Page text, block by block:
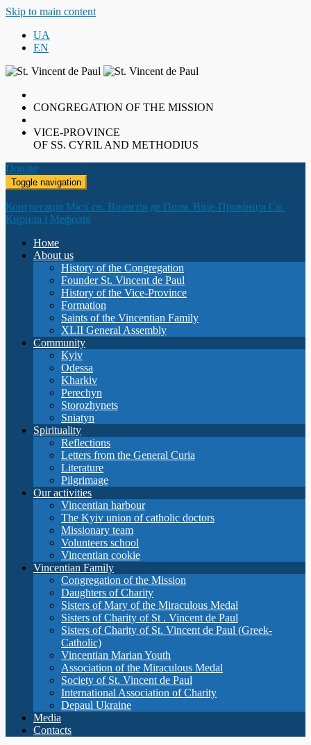
Skip to main content
UA
EN
CONGREGATION OF THE MISSION
VICE-PROVINCE
OF SS. CYRIL AND METHODIUS
Donate
Toggle navigation
Конгрегація Місії св. Вікентія де Поля. Віце-Провінція Св.
Кирила і Мефодія
Номе
About us
History of the Congregation
Founder St. Vincent de Paul
History of the Vice-Province
Formation
Saints of the Vincentian Family
XLII General Assembly
Community
Кyiv
Odessa
Kharkiv
Perechyn
Storozhynets
Sniatyn
Spirituality
Reflections
Letters from the General Curia
Literature
Pilgrimage
Our activities
Vincentian harbour
The Kyiv union of catholic doctors
Missionary team
Volunteers school
Vincentian cookie
Vincentian Family
Congregation of the Mission
Daughters of Charity
Sisters of Mary of the Miraculous Medal
Sisters of Charity of St . Vincent de Paul
Sisters of Charity of St. Vincent de Paul (Greek-
Catholic)
Vincentian Marian Youth
Association of the Miraculous Medal
Society of St. Vincent de Paul
International Association of Charity
Depaul Ukraine
Media
Contacts